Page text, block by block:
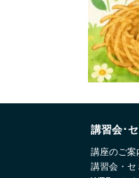
講習会･
講座のご案
講習会・セ